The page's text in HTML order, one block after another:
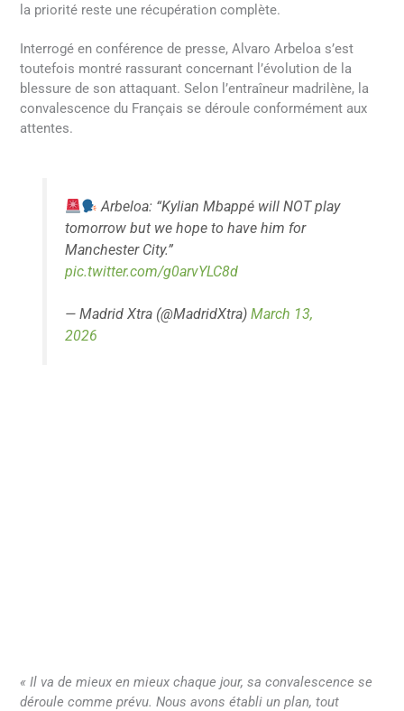
la priorité reste une récupération complète.
Interrogé en conférence de presse, Alvaro Arbeloa s’est
toutefois montré rassurant concernant l’évolution de la
blessure de son attaquant. Selon l’entraîneur madrilène, la
convalescence du Français se déroule conformément aux
attentes.
Arbeloa: “Kylian Mbappé will NOT play
tomorrow but we hope to have him for
Manchester City.”
pic.twitter.com/g0arvYLC8d
— Madrid Xtra (@MadridXtra) March 13,
2026
« Il va de mieux en mieux chaque jour, sa convalescence se
déroule comme prévu. Nous avons établi un plan, tout